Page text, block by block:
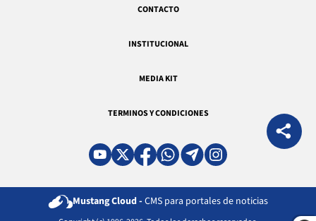
CONTACTO
INSTITUCIONAL
MEDIA KIT
TERMINOS Y CONDICIONES
Mustang Cloud - CMS para portales de noticias